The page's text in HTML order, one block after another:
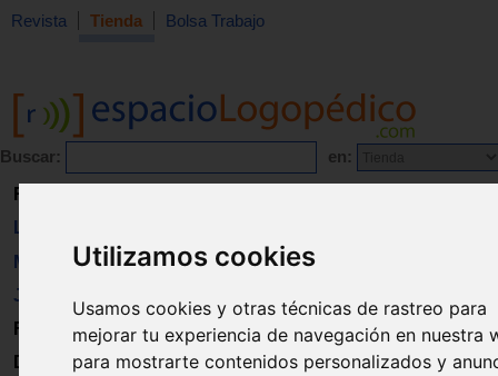
Utilizamos cookies
Usamos cookies y otras técnicas de rastreo para
mejorar tu experiencia de navegación en nuestra
para mostrarte contenidos personalizados y
Revista Tienda Bolsa Trabajo
Buscar: en:
Revista
Libros
Material
Juguetes
Formación
Directorio